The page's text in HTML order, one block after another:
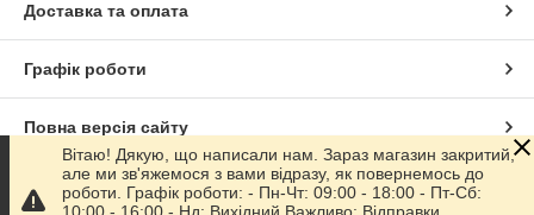
Доставка та оплата
Графік роботи
Повна версія сайту
Сайт створено на маркетплейсіProm.ua
Вітаю! Дякую, що написали нам. Зараз магазин закритий,
але ми зв'яжемося з вами відразу, як повернемось до
роботи. Графік роботи: - Пн-Чт: 09:00 - 18:00 - Пт-Сб: